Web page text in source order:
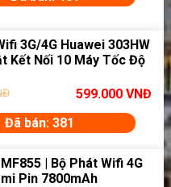
3G/4G Huawei 303HW
Kết Nối 10 Máy Tốc Độ
599.000 VNĐ
Đã bán: 381
| Bộ Phát Wifi 4G
Pin 7800mAh